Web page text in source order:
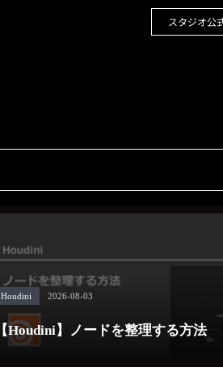
スタジオ公
Houdini 2026-08-03
【Houdini】ノードを整理する方法